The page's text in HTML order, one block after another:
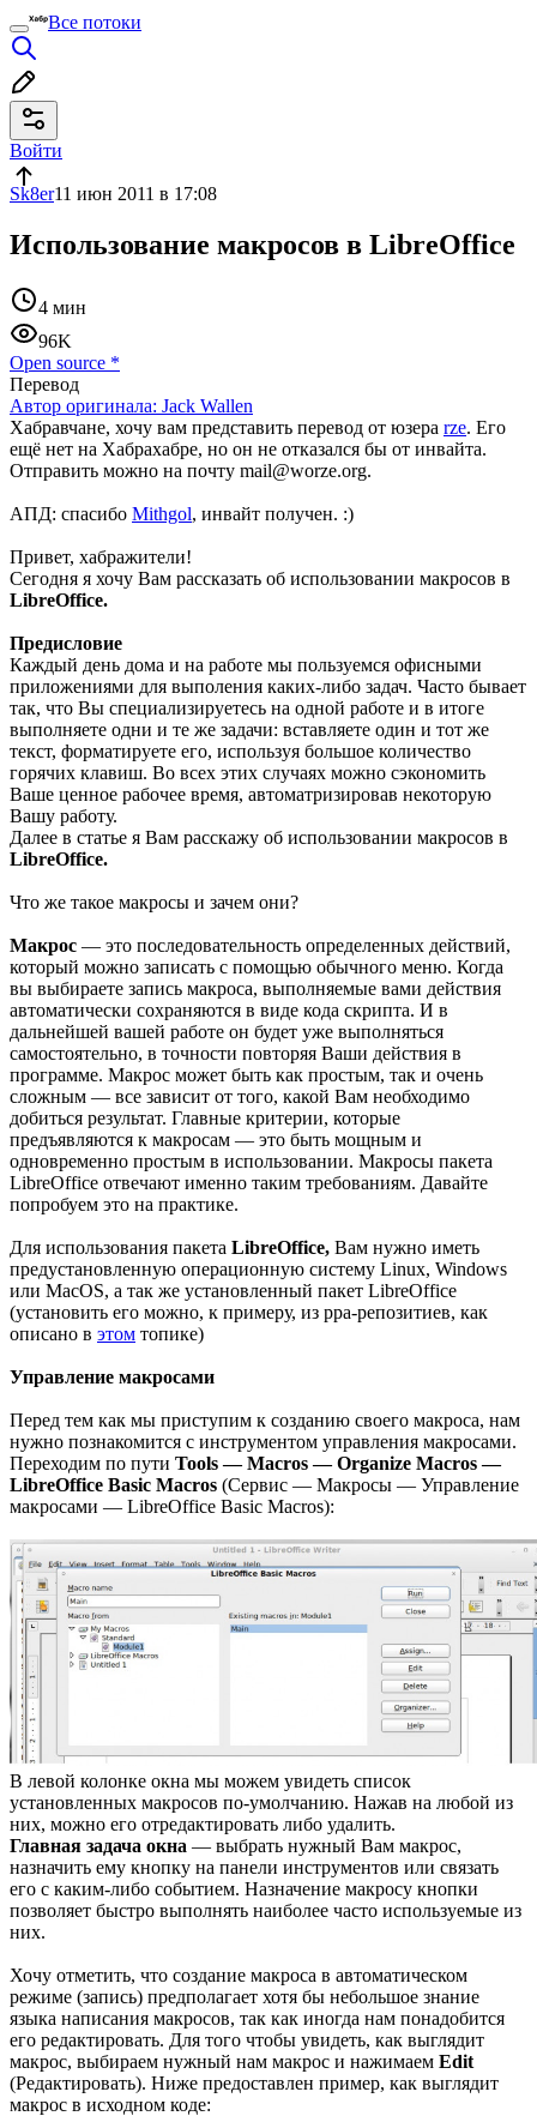
Все потоки
Войти
Sk8er11 июн 2011 в 17:08
Использование макросов в LibreOffice
4 мин
96K
Open source *
Перевод
Автор оригинала: Jack Wallen
Хабравчане, хочу вам представить перевод от юзера rze. Его
ещё нет на Хабрахабре, но он не отказался бы от инвайта.
Отправить можно на почту mail@worze.org.
АПД: спасибо Mithgol, инвайт получен. :)
Привет, хабражители!
Сегодня я хочу Вам рассказать об использовании макросов в
LibreOffice.
Предисловие
Каждый день дома и на работе мы пользуемся офисными
приложениями для выполения каких-либо задач. Часто бывает
так, что Вы специализируетесь на одной работе и в итоге
выполняете одни и те же задачи: вставляете один и тот же
текст, форматируете его, используя большое количество
горячих клавиш. Во всех этих случаях можно сэкономить
Ваше ценное рабочее время, автоматризировав некоторую
Вашу работу.
Далее в статье я Вам расскажу об использовании макросов в
LibreOffice.
Что же такое макросы и зачем они?
Макрос — это последовательность определенных действий,
который можно записать с помощью обычного меню. Когда
вы выбираете запись макроса, выполняемые вами действия
автоматически сохраняются в виде кода скрипта. И в
дальнейшей вашей работе он будет уже выполняться
самостоятельно, в точности повторяя Ваши действия в
программе. Макрос может быть как простым, так и очень
сложным — все зависит от того, какой Вам необходимо
добиться результат. Главные критерии, которые
предъявляются к макросам — это быть мощным и
одновременно простым в использовании. Макросы пакета
LibreOffice отвечают именно таким требованиям. Давайте
попробуем это на практике.
Для использования пакета LibreOffice, Вам нужно иметь
предустановленную операционную систему Linux, Windows
или MacOS, a так же установленный пакет LibreOffice
(установить его можно, к примеру, из ppa-репозитиев, как
описано в этом топике)
Управление макросами
Перед тем как мы приступим к созданию своего макроса, нам
нужно познакомится с инструментом управления макросами.
Переходим по пути Tools — Macros — Organize Macros —
LibreOffice Basic Macros (Сервис — Макросы — Управление
макросами — LibreOffice Basic Macros):
В левой колонке окна мы можем увидеть список
установленных макросов по-умолчанию. Нажав на любой из
них, можно его отредактировать либо удалить.
Главная задача окна — выбрать нужный Вам макрос,
назначить ему кнопку на панели инструментов или связать
его с каким-либо событием. Назначение макросу кнопки
позволяет быстро выполнять наиболее часто используемые из
них.
Хочу отметить, что создание макроса в автоматическом
режиме (запись) предполагает хотя бы небольшое знание
языка написания макросов, так как иногда нам понадобится
его редактировать. Для того чтобы увидеть, как выглядит
макрос, выбираем нужный нам макрос и нажимаем Edit
(Редактировать). Ниже предоставлен пример, как выглядит
макрос в исходном коде: